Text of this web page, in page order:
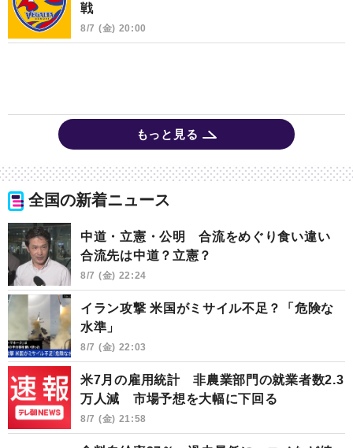
戦
8/7 (金) 20:00
もっと見る
全国の新着ニュース
中道・立憲・公明 合流をめぐり食い違い
合流先は中道？立憲？
8/7 (金) 22:24
イラン攻撃 米国がミサイル不足？「危険な
水準」
8/7 (金) 22:03
米7月の雇用統計 非農業部門の就業者数2.3
万人減 市場予想を大幅に下回る
8/7 (金) 21:58